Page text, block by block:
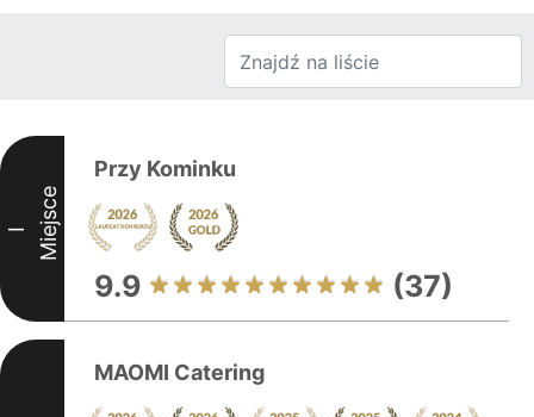
I Miejsce
Przy Kominku
9.9 (37)
MAOMI Catering